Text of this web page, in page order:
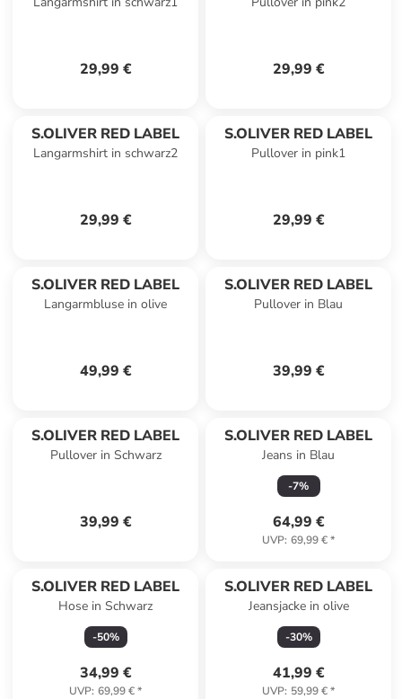
29,99 € 29,99 €
S.OLIVER RED LABEL
Langarmshirt in schwarz2
29,99 €
S.OLIVER RED LABEL
Pullover in pink1
29,99 €
S.OLIVER RED LABEL
Langarmbluse in olive
49,99 €
S.OLIVER RED LABEL
Pullover in Blau
39,99 €
S.OLIVER RED LABEL
Pullover in Schwarz
39,99 €
S.OLIVER RED LABEL
Jeans in Blau
-7%
64,99 €
UVP: 69,99 €*
S.OLIVER RED LABEL
Hose in Schwarz
-50%
34,99 €
UVP: 69,99 €*
S.OLIVER RED LABEL
Jeansjacke in olive
-30%
41,99 €
UVP: 59,99 €*